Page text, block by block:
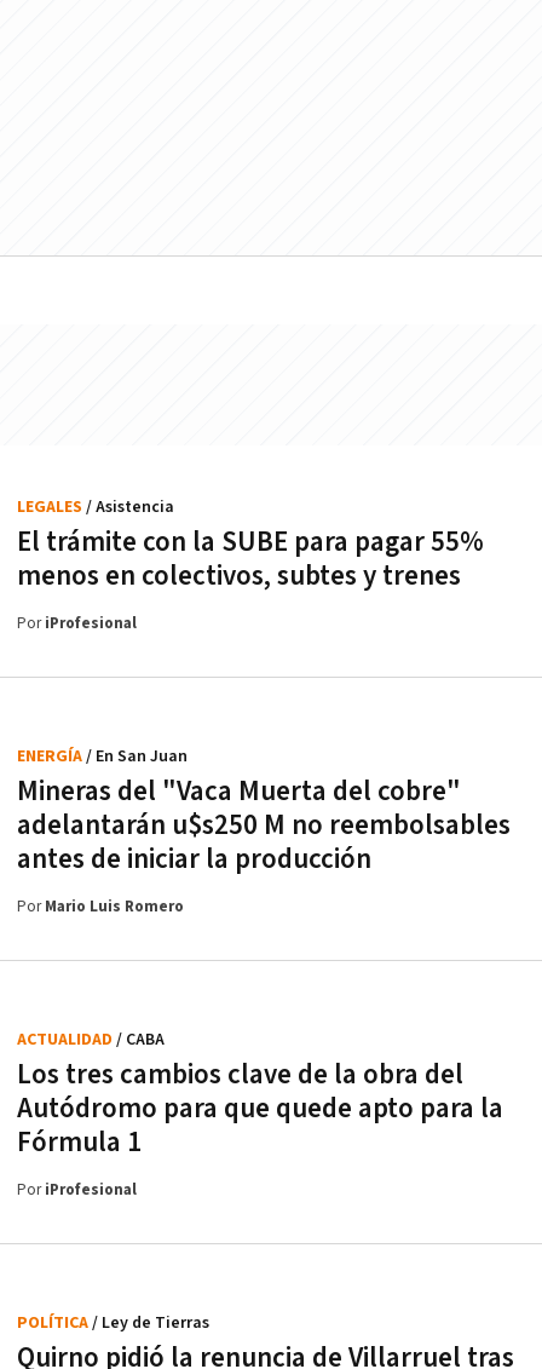
El trámite con la SUBE para pagar 55%
menos en colectivos, subtes y trenes
LEGALES / Asistencia
PoriProfesional
Mineras del "Vaca Muerta del cobre"
adelantarán u$s250 M no reembolsables
antes de iniciar la producción
ENERGÍA/ En San Juan
PorMario Luis Romero
Los tres cambios clave de la obra del
Autódromo para que quede apto para la
Fórmula 1
ACTUALIDAD / CABA
PoriProfesional
Quirno pidió la renuncia de Villarruel tras
POLÍTICA/ Ley de Tierras